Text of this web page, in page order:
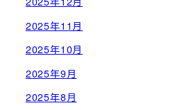
2025年11月
2025年10月
2025年9月
2025年8月